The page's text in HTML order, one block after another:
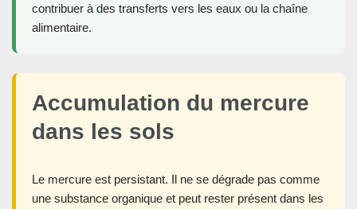
contribuer à des transferts vers les eaux ou la chaîne
alimentaire.
Accumulation du mercure
dans les sols
Le mercure est persistant. Il ne se dégrade pas comme
une substance organique et peut rester présent dans les